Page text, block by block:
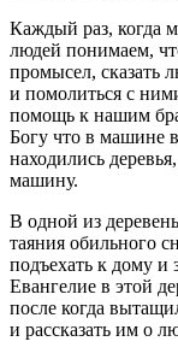
Каждый раз, когда
людей понимаем,
промысел, сказать
и помолиться с
помощь к нашим
Богу что в машине
находились
машину.
В одной из
таяния обильного
подъехать к дому и
Евангелие в этой
после когда
и рассказать им о